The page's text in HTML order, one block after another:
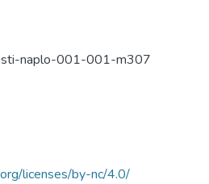
naplo-001-001-m307
licenses/by-nc/4.0/